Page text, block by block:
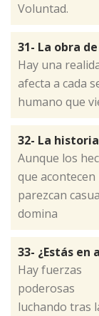
Voluntad.
31- La obra
Hay una
afecta a cada
humano que
32- La
Aunque los
que acontecen
parezcan
domina
33- ¿Estás en
Hay fuerzas
poderosas
luchando tras